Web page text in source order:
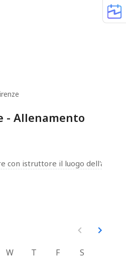
- Allenamento
con istruttore il luogo
W T F
S